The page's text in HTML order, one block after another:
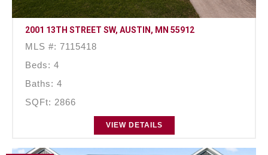
2001 13TH STREET SW, AUSTIN, MN 55912
MLS #: 7115418
Beds: 4
Baths: 4
SQFt: 2866
VIEW DETAILS